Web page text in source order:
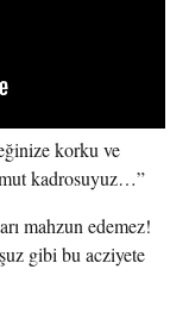
korku ve
kadrosuyuz…”
mahzun edemez!
gibi bu acziyete